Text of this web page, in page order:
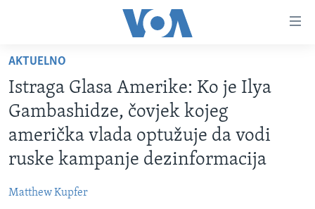
glavni
sadržaj
Pređi
na
glavnu
navigaciju
na
TV PROGRAM
FOTOGRAFIJE DANA
VIJESTI
BOSNA I HERCEGOVINA
SPECIJALNI PROJEKTI
AKTUELNO
Istraga Glasa Amerike: Ko je Ilya
Gambashidze, čovjek kojeg
američka vlada optužuje da vodi
ruske kampanje dezinformacija
Matthew Kupfer